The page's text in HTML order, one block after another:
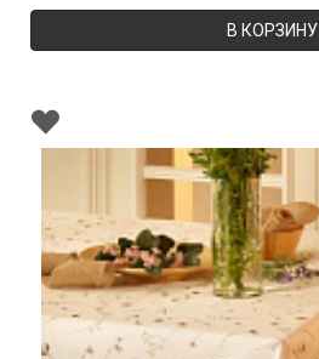
В КОРЗИНУ